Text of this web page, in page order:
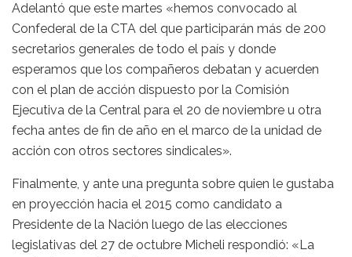
Adelantó que este martes «hemos convocado al
Confederal de la CTA del que participarán más de 200
secretarios generales de todo el país y donde
esperamos que los compañeros debatan y acuerden
con el plan de acción dispuesto por la Comisión
Ejecutiva de la Central para el 20 de noviembre u otra
fecha antes de fin de año en el marco de la unidad de
acción con otros sectores sindicales».
Finalmente, y ante una pregunta sobre quien le gustaba
en proyección hacia el 2015 como candidato a
Presidente de la Nación luego de las elecciones
legislativas del 27 de octubre Micheli respondió: «La